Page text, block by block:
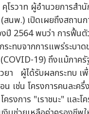
รวาท ผู้อำนวยการสำนั
นพ.) เปิดเผยถึงสถาน
ปี 2564 พบว่า การฟื้นตั
ะทบจากการแพร่ระบาด
19) ถึงแม้ภาค
วยา ผู้ได้รับผลกระทบ เ
น เช่น โครงการคนละค
รงการ "เราชนะ" และโ